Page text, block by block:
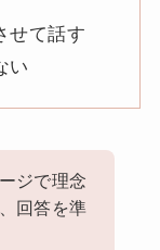
せて話す
い
ジで理念
回答を準